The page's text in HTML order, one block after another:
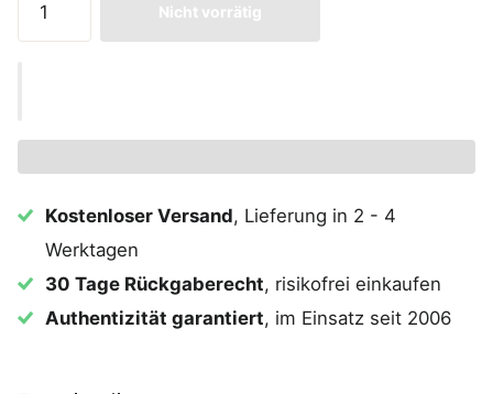
Nicht vorrätig
Kostenloser Versand, Lieferung in 2 - 4
Werktagen
30 Tage Rückgaberecht, risikofrei einkaufen
Authentizität garantiert, im Einsatz seit 2006